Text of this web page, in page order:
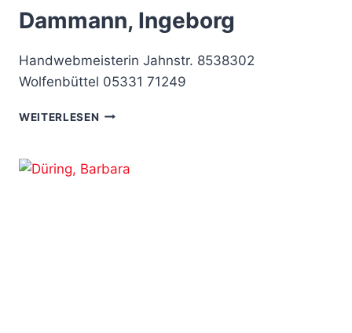
Dammann, Ingeborg
Handwebmeisterin Jahnstr. 8538302
Wolfenbüttel 05331 71249
WEITERLESEN DAMMANN,